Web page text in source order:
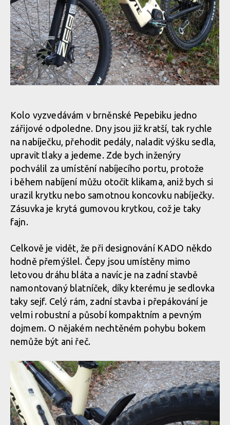
Whyte Kado RS, anglán se smyslem pro zábavu
Whyte Kado RS, anglán se smyslem pro zábavu
Whyte Kado RS, anglán se smyslem pro zábavu
Whyte Kado RS, anglán se smyslem pro zábavu
Whyte Kado RS, anglán se smyslem pro zábavu
Whyte Kado RS, anglán se smyslem pro zábavu
Whyte Kado RS, anglán se smyslem pro zábavu
Whyte Kado RS, anglán se smyslem pro zábavu
Whyte Kado RS, anglán se smyslem pro zábavu
Whyte Kado RS, anglán se smyslem pro zábavu
Kolo vyzvedávám v brněnské Pepebiku jedno
zářijové odpoledne. Dny jsou již kratší, tak rychle
na nabíječku, přehodit pedály, naladit výšku sedla,
upravit tlaky a jedeme. Zde bych inženýry
pochválil za umístění nabíjecího portu, protože
i během nabíjení můžu otočit klikama, aniž bych si
urazil krytku nebo samotnou koncovku nabíječky.
Zásuvka je krytá gumovou krytkou, což je taky
fajn.
Celkově je vidět, že při designování KADO někdo
hodně přemýšlel. Čepy jsou umístěny mimo
letovou dráhu bláta a navíc je na zadní stavbě
namontovaný blatníček, díky kterému je sedlovka
taky sejf. Celý rám, zadní stavba i přepákování je
velmi robustní a působí kompaktním a pevným
dojmem. O nějakém nechtěném pohybu bokem
nemůže být ani řeč.